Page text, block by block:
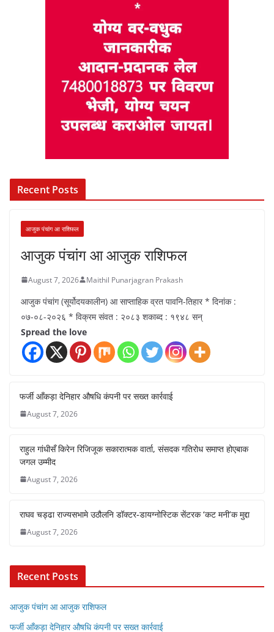
Recent Posts
आजुक पंचांग आ राशिफल
आजुक पंचांग आ आजुक राशिफल
August 7, 2026 Maithil Punarjagran Prakash
आजुक पंचांग (सूर्योदयकालीन) आ साप्ताहिक व्रत पावनि-तिहार * दिनांक :
०७-०८-२०२६ * विक्रम संवत : २०८३ शकाब्द : १९४८ सन्
Spread the love
फर्जी आँकड़ा देनिहार औषधि कंपनी पर सख्त कार्रवाई
August 7, 2026
राहुल गांधीसँ किरेन रिजिजूक सकारात्मक वार्ता, संसदक गतिरोध समाप्त होएबाक
जगल उम्मीद
August 7, 2026
राघव चड्ढा राज्यसभामे उठौलनि डॉक्टर-डायग्नोस्टिक सेंटरक ‘कट मनी’क मुद्दा
August 7, 2026
Recent Posts
आजुक पंचांग आ आजुक राशिफल
फर्जी आँकड़ा देनिहार औषधि कंपनी पर सख्त कार्रवाई